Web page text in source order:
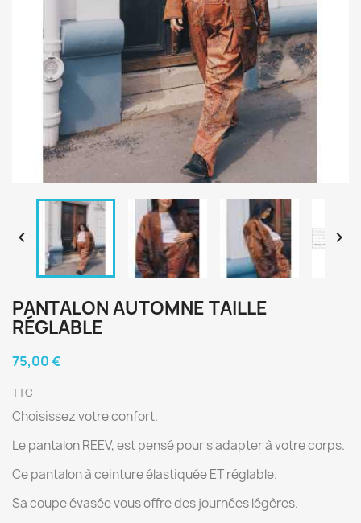
 
PANTALON AUTOMNE TAILLE
RÉGLABLE
75,00 €
TTC
Choisissez votre confort.
Le pantalon REEV, est pensé pour s'adapter à votre corps.
Ce pantalon à ceinture élastiquée ET réglable.
Sa coupe évasée vous offre des journées légères.